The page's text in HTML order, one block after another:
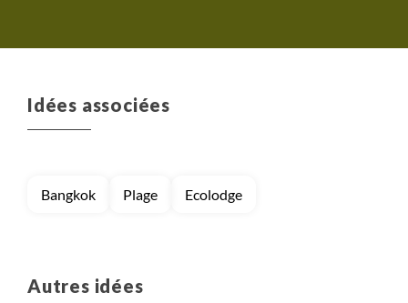
Idées associées
Bangkok Plage Ecolodge
Autres idées